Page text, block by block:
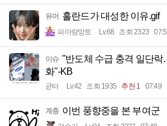
유머 홀란드가 대성한 이유.gif
파아랑망토 Lv.68 조회 2323
이슈 "반도체 수급 충격 일단
화"-KB
균터 Lv.42 조회 1935 추천 1 07:49
계층 이번 풍향중을 본 부여군